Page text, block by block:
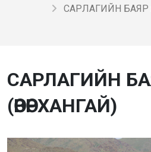
САРЛАГИЙН БАЯР
САРЛАГИЙН
(ӨВӨРХАНГАЙ)